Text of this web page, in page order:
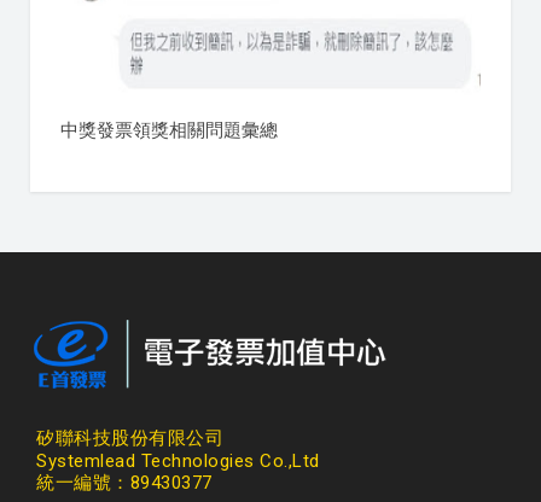
中獎發票領獎相關問題彙總
矽聯科技股份有限公司
Systemlead Technologies Co.,Ltd
統一編號：89430377